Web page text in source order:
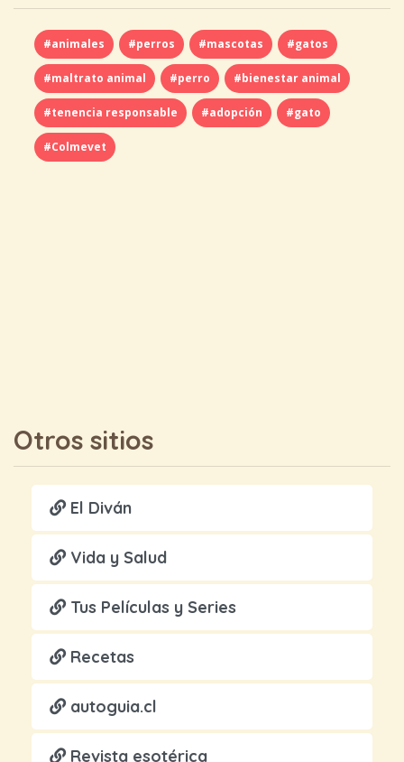
#animales #perros #mascotas #gatos
#maltrato animal #perro #bienestar animal
#tenencia responsable #adopción #gato
#Colmevet
Otros sitios
El Diván
Vida y Salud
Tus Películas y Series
Recetas
autoguia.cl
Revista esotérica